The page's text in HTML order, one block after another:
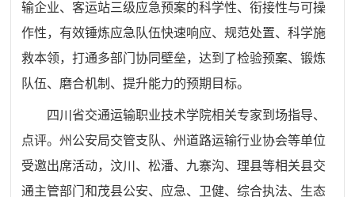
输企业、客运站三级应急预案的科学性、衔接性与可操
作性，有效锤炼应急队伍快速响应、规范处置、科学施
救本领，打通多部门协同壁垒，达到了检验预案、锻炼
队伍、磨合机制、提升能力的预期目标。
四川省交通运输职业技术学院相关专家到场指导、
点评。州公安局交管支队、州道路运输行业协会等单位
受邀出席活动，汶川、松潘、九寨沟、理县等相关县交
通主管部门和茂县公安、应急、卫健、综合执法、生态